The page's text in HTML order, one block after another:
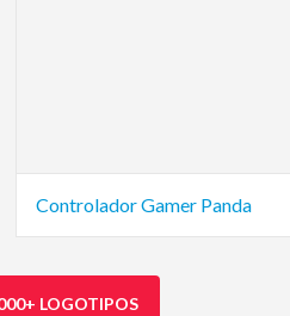
Controlador Gamer Panda
LOGOTIPOS